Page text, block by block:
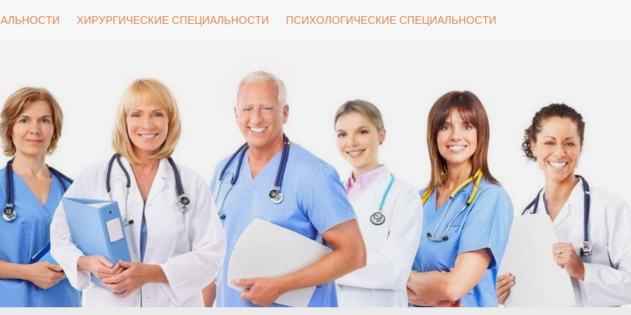
ХИРУРГИЧЕСКИЕ СПЕЦИАЛЬНОСТИ ПСИХОЛОГИЧЕСКИЕ СПЕЦИАЛЬНОСТИ